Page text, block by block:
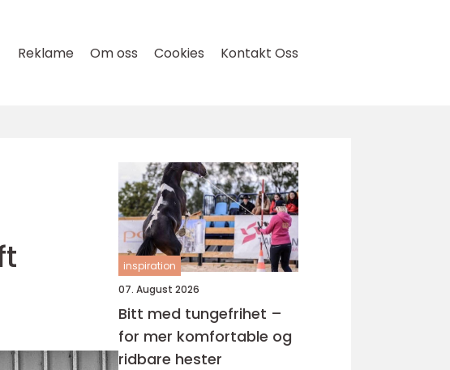
Reklame Om oss Cookies Kontakt Oss
inspiration
07. August 2026
Bitt med tungefrihet –
for mer komfortable og
ridbare hester